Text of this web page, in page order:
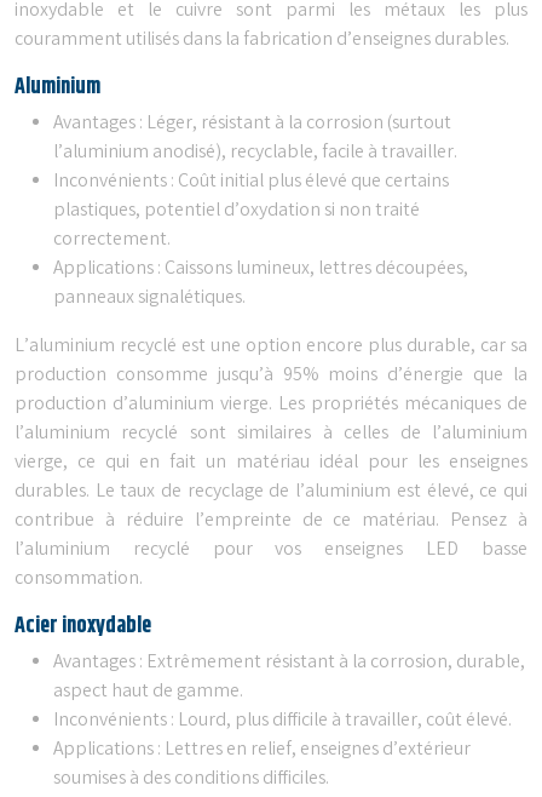
inoxydable et le cuivre sont parmi les métaux les plus
couramment utilisés dans la fabrication d’enseignes durables.
Aluminium
Avantages : Léger, résistant à la corrosion (surtout
l’aluminium anodisé), recyclable, facile à travailler.
Inconvénients : Coût initial plus élevé que certains
plastiques, potentiel d’oxydation si non traité
correctement.
Applications : Caissons lumineux, lettres découpées,
panneaux signalétiques.
L’aluminium recyclé est une option encore plus durable, car sa
production consomme jusqu’à 95% moins d’énergie que la
production d’aluminium vierge. Les propriétés mécaniques de
l’aluminium recyclé sont similaires à celles de l’aluminium
vierge, ce qui en fait un matériau idéal pour les enseignes
durables. Le taux de recyclage de l’aluminium est élevé, ce qui
contribue à réduire l’empreinte de ce matériau. Pensez à
l’aluminium recyclé pour vos enseignes LED basse
consommation.
Acier inoxydable
Avantages : Extrêmement résistant à la corrosion, durable,
aspect haut de gamme.
Inconvénients : Lourd, plus difficile à travailler, coût élevé.
Applications : Lettres en relief, enseignes d’extérieur
soumises à des conditions difficiles.